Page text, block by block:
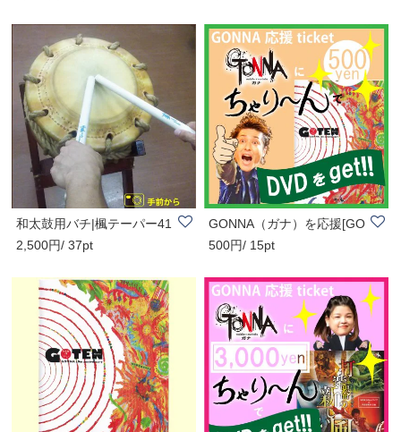
和太鼓用バチ|楓テーパー41
0ｍｍ|締太鼓..
2,500円/ 37pt
GONNA（ガナ）を応援[GO
NNAにちゃり〜ん..
500円/ 15pt